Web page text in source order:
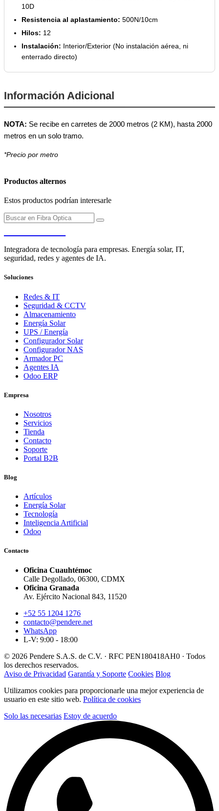
10D
Resistencia al aplastamiento: 500N/10cm
Hilos: 12
Instalación: Interior/Exterior (No instalación aérea, ni
enterrado directo)
Información Adicional
NOTA: Se recibe en carretes de 2000 metros (2 KM), hasta 2000
metros en un solo tramo.
*Precio por metro
Productos alternos
Estos productos podrían interesarle
Integradora de tecnología para empresas. Energía solar, IT,
seguridad, redes y agentes de IA.
Soluciones
Redes & IT
Seguridad & CCTV
Almacenamiento
Energía Solar
UPS / Energía
Configurador Solar
Configurador NAS
Armador PC
Agentes IA
Odoo ERP
Empresa
Nosotros
Servicios
Tienda
Contacto
Soporte
Portal B2B
Blog
Artículos
Energía Solar
Tecnología
Inteligencia Artificial
Odoo
Contacto
Oficina Cuauhtémoc
Calle Degollado, 06300, CDMX
Oficina Granada
Av. Ejército Nacional 843, 11520
+52 55 1204 1276
contacto@pendere.net
WhatsApp
L-V: 9:00 - 18:00
© 2026 Pendere S.A.S. de C.V. · RFC PEN180418AH0 · Todos
los derechos reservados.
Aviso de Privacidad Garantía y Soporte Cookies Blog
Utilizamos cookies para proporcionarle una mejor experiencia de
usuario en este sitio web. Política de cookies
Solo las necesarias Estoy de acuerdo